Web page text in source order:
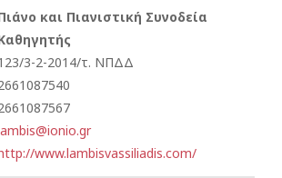
και Πιανιστική Συνοδεία
3-2-2014/τ. ΝΠΔΔ
www.lambisvassiliadis.com/